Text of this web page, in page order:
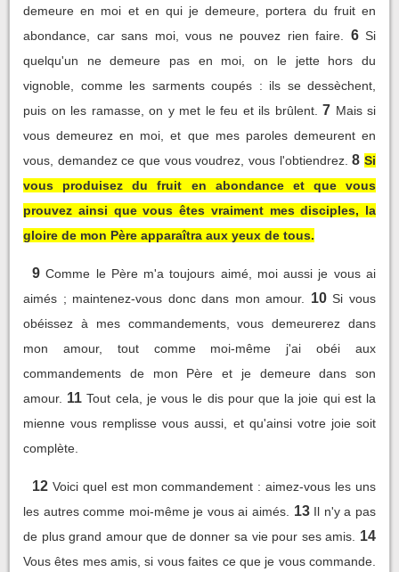
demeure en moi et en qui je demeure, portera du fruit en
abondance, car sans moi, vous ne pouvez rien faire.
6 Si
quelqu'un ne demeure pas en moi, on le jette hors du
vignoble, comme les sarments coupés : ils se dessèchent,
puis on les ramasse, on y met le feu et ils brûlent. 7 Mais si
vous demeurez en moi, et que mes paroles demeurent en
vous, demandez ce que vous voudrez, vous l'obtiendrez. 8 Si
vous produisez du fruit en abondance et que vous
prouvez ainsi que vous êtes vraiment mes disciples, la
gloire de mon Père apparaîtra aux yeux de tous.
9 Comme le Père m'a toujours aimé, moi aussi je vous ai
aimés ; maintenez-vous donc dans mon amour.
10 Si vous
obéissez à mes commandements, vous demeurerez dans
mon amour, tout comme moi-même j'ai obéi aux
commandements de mon Père et je demeure dans son
amour. 11 Tout cela, je vous le dis pour que la joie qui est la
mienne vous remplisse vous aussi, et qu'ainsi votre joie soit
complète.
12 Voici quel est mon commandement : aimez-vous les uns
les autres comme moi-même je vous ai aimés.
13 Il n'y a pas
de plus grand amour que de donner sa vie pour ses amis.
14
Vous êtes mes amis, si vous faites ce que je vous commande.